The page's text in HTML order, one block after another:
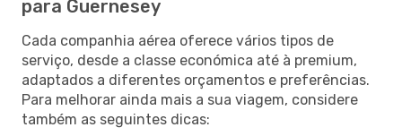
para Guernesey
Cada companhia aérea oferece vários tipos de
serviço, desde a classe económica até à premium,
adaptados a diferentes orçamentos e preferências.
Para melhorar ainda mais a sua viagem, considere
também as seguintes dicas: